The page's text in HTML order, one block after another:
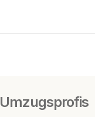
Umzugsprofis